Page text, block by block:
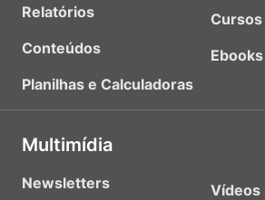
Relatórios
Conteúdos
Planilhas e Calculadoras
Cursos
Ebooks
Multimídia
Newsletters
Vídeos